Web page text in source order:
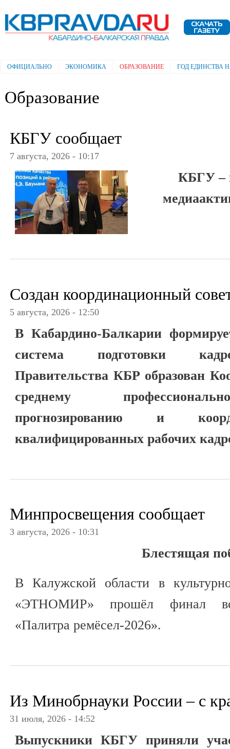
Электронная газета "Кабардино-
Балкарская правда"
Главное меню
ОФИЦИАЛЬНО ЭКОНОМИКА ОБРАЗОВАНИЕ ГОД ЕДИНСТВА
Образование
КБГУ сообщает
7 августа, 2026 - 10:17
КБГУ –
Создан координационный
5 августа, 2026 - 12:50
В Кабардино-Балкарии
система подготовки
Правительства КБР образован
среднему
прогнозированию и
квалифицированных рабочих
Минпросвещения сообщает
3 августа, 2026 - 10:31
Блестящая
В Калужской области в
«ЭТНОМИР» прошёл финал
«Палитра ремёсел-2026».
Из Минобрнауки России – с
31 июля, 2026 - 14:52
Выпускники КБГУ приняли